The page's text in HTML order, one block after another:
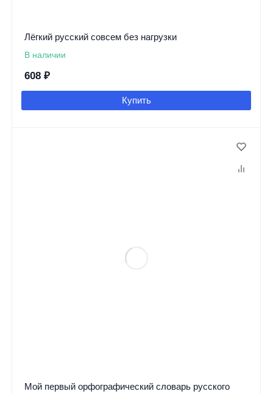
Лёгкий русский совсем без нагрузки
В наличии
608 ₽
Купить
Мой первый орфографический словарь русского